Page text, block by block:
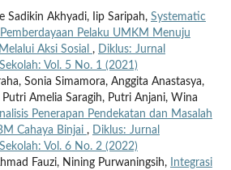
Sadikin Akhyadi, Iip Saripah, Systematic
Pelaku UMKM Menuju
Aksi Sosial , Diklus: Jurnal
Vol. 5 No. 1 (2021)
Sonia Simamora, Anggita Anastasya,
Amelia Saragih, Putri Anjani, Wina
Penerapan Pendekatan dan Masalah
Cahaya Binjai , Diklus: Jurnal
Vol. 6 No. 2 (2022)
Fauzi, Nining Purwaningsih,
Integrasi